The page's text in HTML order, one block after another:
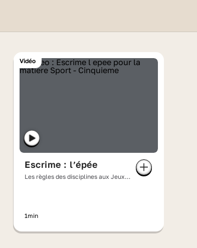
olympiques
Vidéo
Escrime : l’épée
Les règles des disciplines aux Jeux
1min